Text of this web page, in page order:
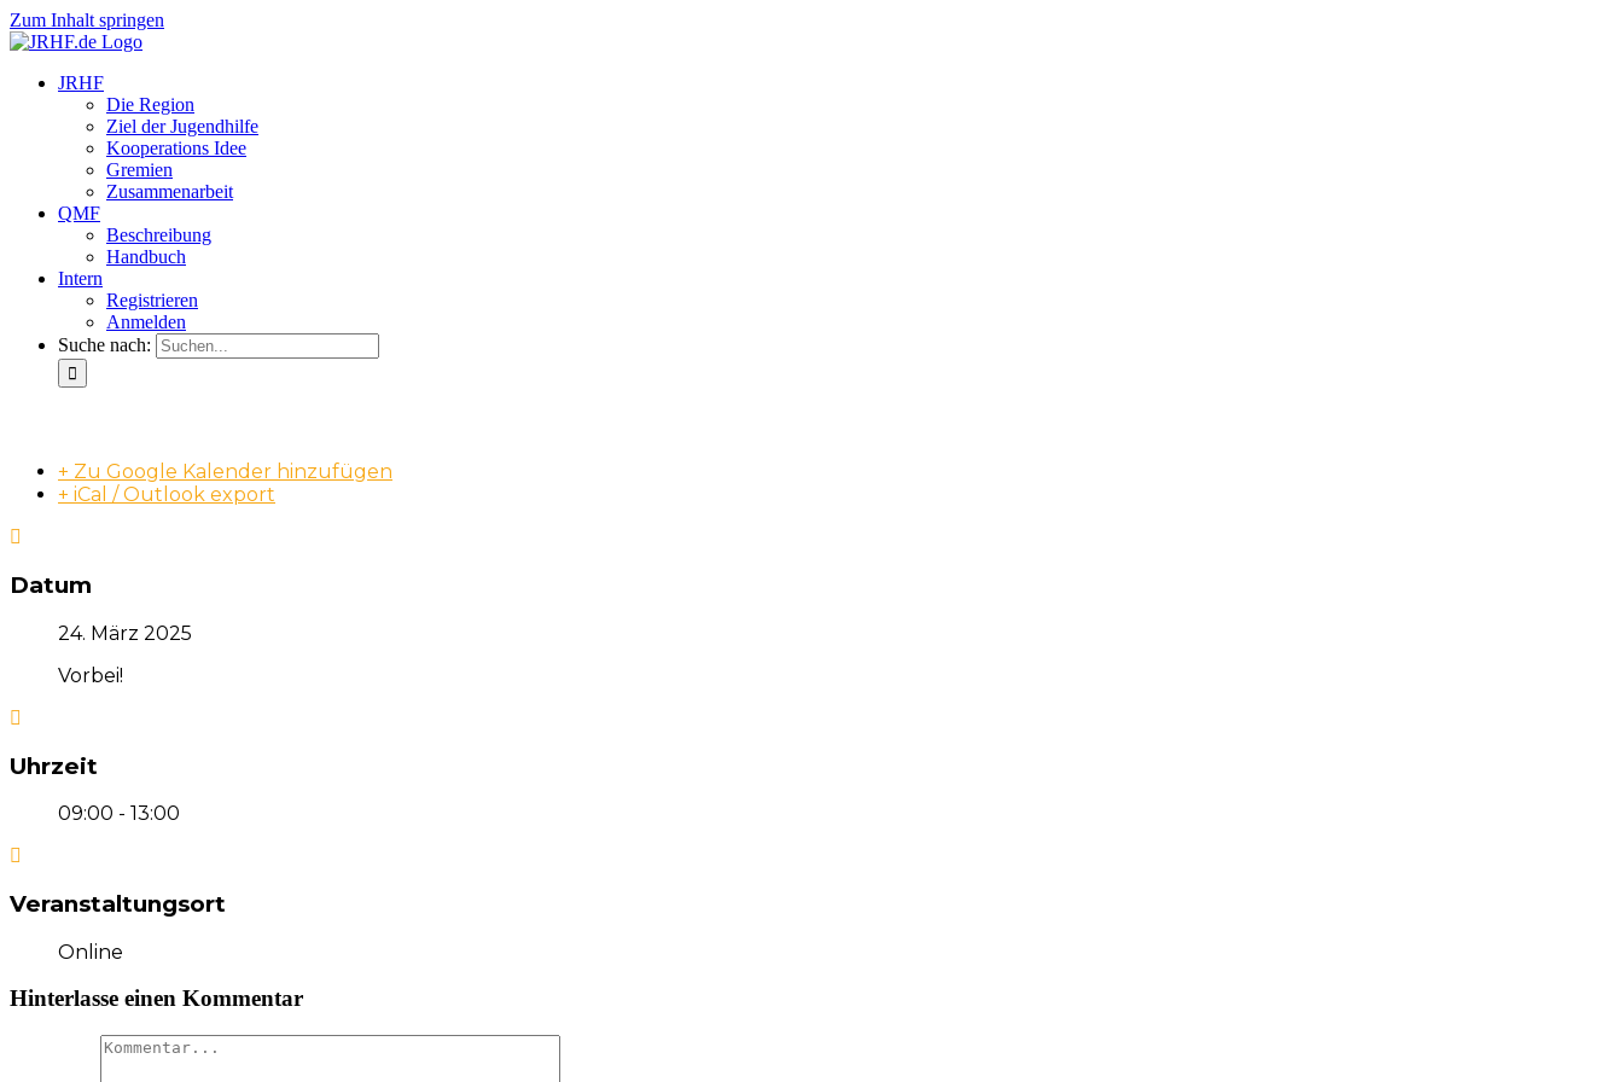
Zum Inhalt springen
JRHF
Die Region
Ziel der Jugendhilfe
Kooperations Idee
Gremien
Zusammenarbeit
QMF
Beschreibung
Handbuch
Intern
Registrieren
Anmelden
Suche nach:
+ Zu Google Kalender hinzufügen
+ iCal / Outlook export
Datum
24. März 2025
Vorbei!
Uhrzeit
09:00 - 13:00
Veranstaltungsort
Online
Hinterlasse einen Kommentar